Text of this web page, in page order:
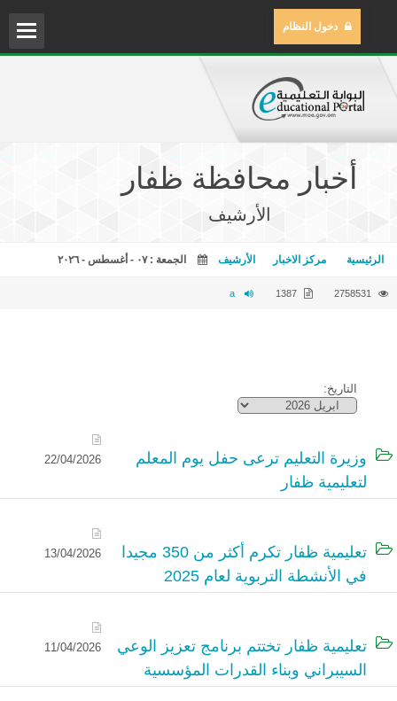
دخول النظام
أخبار محافظة ظفار
الأرشيف
الرئيسية مركز الاخبار الأرشيف الجمعة : ٠٧ - أغسطس - ٢٠٢٦
2758531
1387
التاريخ:
وزيرة التعليم ترعى حفل يوم المعلم
لتعليمية ظفار
22/04/2026
تعليمية ظفار تكرم أكثر من 350 مجيدا
في الأنشطة التربوية لعام 2025
13/04/2026
تعليمية ظفار تختتم برنامج تعزيز الوعي
السيبراني وبناء القدرات المؤسسية
11/04/2026